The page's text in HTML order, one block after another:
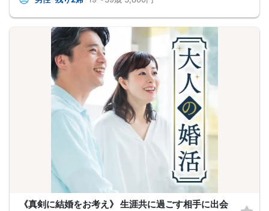
《真剣に結婚をお考え》 生涯共に過ごす相手に出会